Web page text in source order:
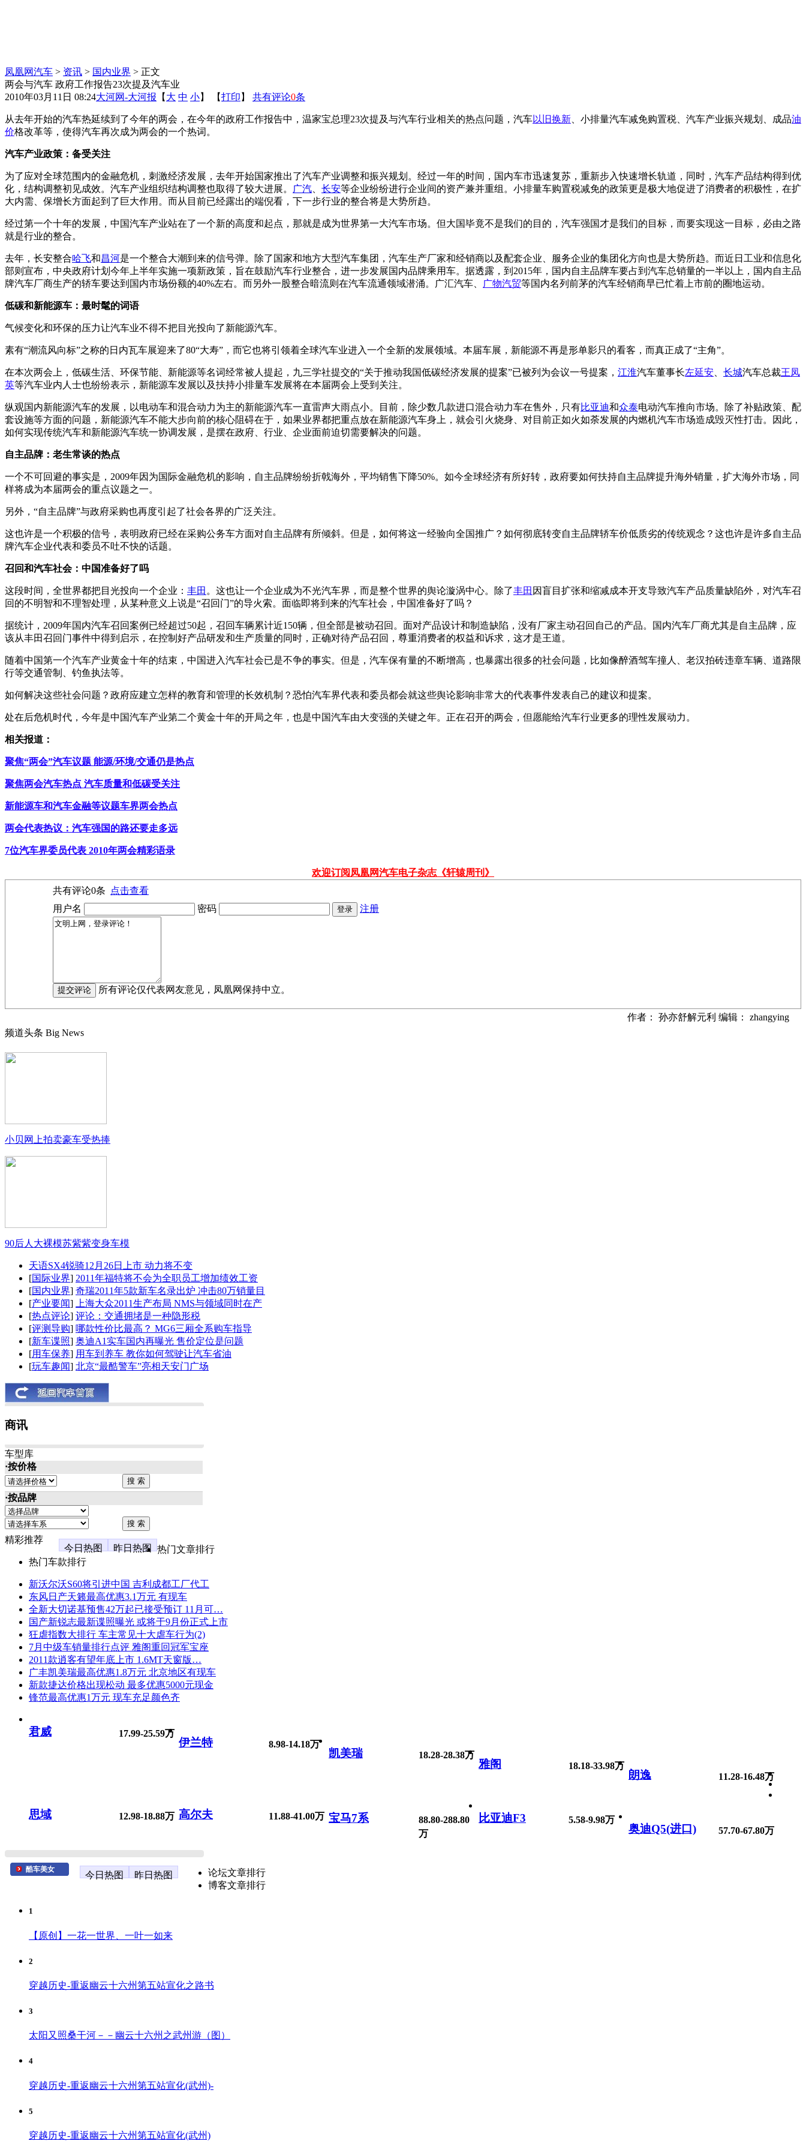
凤凰网汽车 > 资讯 > 国内业界 > 正文
两会与汽车 政府工作报告23次提及汽车业
2010年03月11日 08:24大河网-大河报 【 大 中 小】 【打印 】 共有评论0条
从去年开始的汽车热延续到了今年的两会，在今年的政府工作报告中，温家宝总理23次提及与汽车行业相关的热点问题，汽车以旧换新 、小排量汽车减免购置税、汽车产业振兴规划、成品油
价格改革等，使得汽车再次成为两会的一个热词。
汽车产业政策：备受关注
为了应对全球范围内的金融危机，刺激经济发展，去年开始国家推出了汽车产业调整和振兴规划。经过一年的时间，国内车市迅速复苏，重新步入快速增长轨道，同时，汽车产品结构得到优
化，结构调整初见成效。汽车产业组织结构调整也取得了较大进展。
广汽 长安等企业纷纷进行企业间的资产兼并重组。小排量车购置税减免的政策更是极大地促进了消费者的积极性，在扩
大内需、保增长方面起到了巨大作用。而从目前已经露出的端倪看，下一步行业的整合将是大势所趋。
经过第一个十年的发展，中国汽车产业站在了一个新的高度和起点，那就是成为世界第一大汽车市场。但大国毕竟不是我们的目的，汽车强国才是我们的目标，而要实现这一目标，必由之路
就是行业的整合。
去年，长安整合哈飞和昌河是一个整合大潮到来的信号弹。除了国家和地方大型汽车集团，汽车生产厂家和经销商以及配套企业、服务企业的集团化方向也是大势所趋。而近日工业和信息化
部则宣布，中央政府计划今年上半年实施一项新政策，旨在鼓励汽车行业整合，进一步发展国内品牌乘用车。据透露，到2015年，国内自主品牌车要占到汽车总销量的一半以上，国内自主品
牌汽车厂商生产的轿车要达到国内市场份额的40%左右。而另外一股整合暗流则在汽车流通领域潜涌。广汇汽车、
广物汽贸等国内名列前茅的汽车经销商早已忙着上市前的圈地运动。
低碳和新能源车：最时髦的词语
气候变化和环保的压力让汽车业不得不把目光投向了新能源汽车。
素有“潮流风向标”之称的日内瓦车展迎来了80“大寿”，而它也将引领着全球汽车业进入一个全新的发展领域。本届车展，新能源不再是形单影只的看客，而真正成了“主角”。
在本次两会上，低碳生活、环保节能、新能源等名词经常被人提起，九三学社提交的“关于推动我国低碳经济发展的提案”已被列为会议一号提案， 江淮汽车董事长左延安 长城汽车总裁王凤
英等汽车业内人士也纷纷表示，新能源车发展以及扶持小排量车发展将在本届两会上受到关注。
纵观国内新能源汽车的发展，以电动车和混合动力为主的新能源汽车一直雷声大雨点小。目前，除少数几款进口混合动力车在售外，只有比亚迪和众泰电动汽车推向市场。除了补贴政策、配
套设施等方面的问题，新能源汽车不能大步向前的核心阻碍在于，如果业界都把重点放在新能源汽车身上，就会引火烧身、对目前正如火如荼发展的内燃机汽车市场造成毁灭性打击。因此，
如何实现传统汽车和新能源汽车统一协调发展，是摆在政府、行业、企业面前迫切需要解决的问题。
自主品牌：老生常谈的热点
一个不可回避的事实是，2009年因为国际金融危机的影响，自主品牌纷纷折戟海外，平均销售下降50%。如今全球经济有所好转，政府要如何扶持自主品牌提升海外销量，扩大海外市场，同
样将成为本届两会的重点议题之一。
另外，“自主品牌”与政府采购也再度引起了社会各界的广泛关注。
这也许是一个积极的信号，表明政府已经在采购公务车方面对自主品牌有所倾斜。但是，如何将这一经验向全国推广？如何彻底转变自主品牌轿车价低质劣的传统观念？这也许是许多自主品
牌汽车企业代表和委员不吐不快的话题。
召回和汽车社会：中国准备好了吗
这段时间，全世界都把目光投向一个企业： 丰田 。这也让一个企业成为不光汽车界，而是整个世界的舆论漩涡中心。除了丰田 因盲目扩张和缩减成本开支导致汽车产品质量缺陷外，对汽车召
回的不明智和不理智处理，从某种意义上说是“召回门”的导火索。面临即将到来的汽车社会，中国准备好了吗？
据统计，2009年国内汽车召回案例已经超过50起，召回车辆累计近150辆，但全部是被动召回。面对产品设计和制造缺陷，没有厂家主动召回自己的产品。国内汽车厂商尤其是自主品牌，应
该从丰田召回门事件中得到启示，在控制好产品研发和生产质量的同时，正确对待产品召回，尊重消费者的权益和诉求，这才是王道。
随着中国第一个汽车产业黄金十年的结束，中国进入汽车社会已是不争的事实。但是，汽车保有量的不断增高，也暴露出很多的社会问题，比如像醉酒驾车撞人、老汉拍砖违章车辆、道路限
行等交通管制、钓鱼执法等。
如何解决这些社会问题？政府应建立怎样的教育和管理的长效机制？恐怕汽车界代表和委员都会就这些舆论影响非常大的代表事件发表自己的建议和提案。
处在后危机时代，今年是中国汽车产业第二个黄金十年的开局之年，也是中国汽车由大变强的关键之年。正在召开的两会，但愿能给汽车行业更多的理性发展动力。
相关报道：
聚焦“两会”汽车议题 能源/环境/交通仍是热点
聚焦两会汽车热点 汽车质量和低碳受关注
新能源车和汽车金融等议题车界两会热点
两会代表热议：汽车强国的路还要走多远
7位汽车界委员代表 2010年两会精彩语录
欢迎订阅凤凰网汽车电子杂志《轩辕周刊》
共有评论0条
点击查看
用户名
密码 注册
所有评论仅代表网友意见，凤凰网保持中立。
作者： 孙亦舒解元利 编辑： zhangying
频道头条 Big News
小贝网上拍卖豪车受热捧
90后人大裸模苏紫紫变身车模
天语SX4锐骑12月26日上市 动力将不变
[国际业界] 2011年福特将不会为全职员工增加绩效工资
[国内业界] 奇瑞2011年5款新车名录出炉 冲击80万销量目
[产业要闻]
上海大众2011生产布局 NMS与领域同时在产
[热点评论] 评论：交通拥堵是一种隐形税
[评测导购] 哪款性价比最高？ MG6三厢全系购车指导
[新车谍照] 奥迪A1实车国内再曝光 售价定位是问题
[用车保养] 用车到养车 教你如何驾驶让汽车省油
[玩车趣闻] 北京“最酷警车”亮相天安门广场
商讯
车型库
·按价格
·按品牌
精彩推荐
今日热图
昨日热图
热门文章排行
热门车款排行
新沃尔沃S60将引进中国 吉利成都工厂代工
东风日产天籁最高优惠3.1万元 有现车
全新大切诺基预售42万起已接受预订 11月可…
国产新锐志最新谍照曝光 或将于9月份正式上市
狂虐指数大排行 车主常见十大虐车行为(2)
7月中级车销量排行点评 雅阁重回冠军宝座
2011款逍客有望年底上市 1.6MT天窗版…
广丰凯美瑞最高优惠1.8万元 北京地区有现车
新款捷达价格出现松动 最多优惠5000元现金
锋范最高优惠1万元 现车充足颜色齐
君威 17.99-25.59万
伊兰特 8.98-14.18万
凯美瑞 18.28-28.38万
雅阁 18.18-33.98万
朗逸 11.28-16.48万
思域 12.98-18.88万 高尔夫 11.88-41.00万 宝马7系
88.80-288.80
万
比亚迪F3 5.58-9.98万
奥迪Q5(进口) 57.70-67.80万
酷车美女
今日热图 昨日热图
论坛文章排行
博客文章排行
1
【原创】一花一世界、一叶一如来
2
穿越历史-重返幽云十六州第五站宣化之路书
3
太阳又照桑干河－－幽云十六州之武州游（图）
4
穿越历史-重返幽云十六州第五站宣化(武州)-
5
穿越历史-重返幽云十六州第五站宣化(武州)